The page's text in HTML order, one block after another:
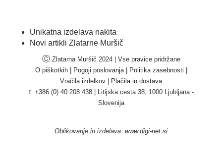
Unikatna izdelava nakita
Novi artikli Zlatarne Muršič
Ⓒ Zlatarna Muršič 2024 | Vse pravice pridržane
O piškotkih| Pogoji poslovanja| Politika zasebnosti
Vračila izdelkov |
Plačila in dostava
+386 (0) 40 208 438|
Litijska cesta 38, 1000 Ljubljana -
Slovenija
Oblikovanje in izdelava: www.digi-net.si